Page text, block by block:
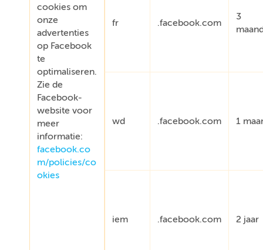
cookies om
onze
advertenties
op Facebook
te
optimaliseren.
Zie de
Facebook-
website voor
meer
informatie:
facebook.co
m/policies/co
okies
fr .facebook.com
3
wd .facebook.com 1
iem .facebook.com 2 jaar